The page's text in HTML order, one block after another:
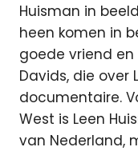
Huisman in
heen komen in
goede vriend
Davids, die over
documentaire.
West is Leen
van Nederland,